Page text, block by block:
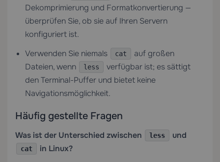
Dekomprimierung und Formatkonvertierung —
überprüfen Sie, ob sie auf Ihren Servern
konfiguriert ist.
Verwenden Sie niemals
cat
auf großen
Dateien, wenn
less
verfügbar ist; es sättigt
den Terminal-Puffer und bietet keine
Navigationsmöglichkeit.
Häufig gestellte Fragen
Was ist der Unterschied zwischen less und
cat in Linux?